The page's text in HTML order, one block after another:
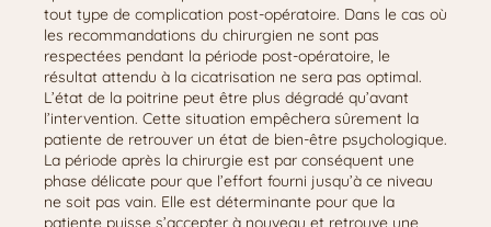
tout type de complication post-opératoire. Dans le cas où
les recommandations du chirurgien ne sont pas
respectées pendant la période post-opératoire, le
résultat attendu à la cicatrisation ne sera pas optimal.
L’état de la poitrine peut être plus dégradé qu’avant
l’intervention. Cette situation empêchera sûrement la
patiente de retrouver un état de bien-être psychologique.
La période après la chirurgie est par conséquent une
phase délicate pour que l’effort fourni jusqu’à ce niveau
ne soit pas vain. Elle est déterminante pour que la
patiente puisse s’accepter à nouveau et retrouve une